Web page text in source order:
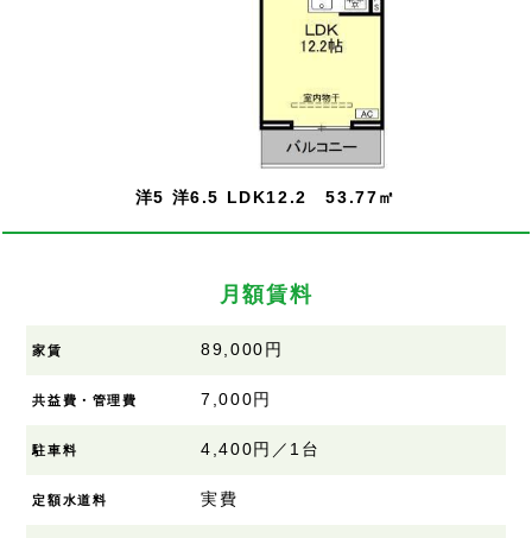
洋5 洋6.5 LDK12.2 53.77㎡
月額賃料
家賃 89,000円
共益費・管理費 7,000円
駐車料 4,400円／1台
定額水道料 実費